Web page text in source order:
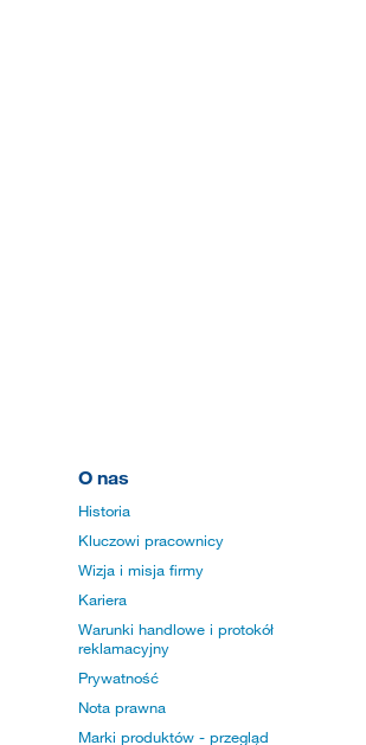
O nas
Historia
Kluczowi pracownicy
Wizja i misja firmy
Kariera
Warunki handlowe i protokół
reklamacyjny
Prywatność
Nota prawna
Marki produktów - przegląd